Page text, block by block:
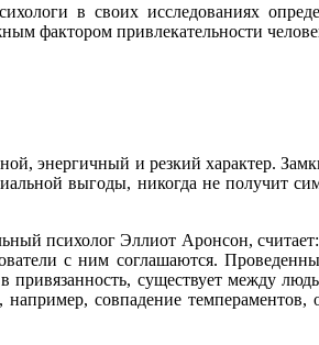
в своих исследованиях
фактором привлекательности
энергичный и резкий характер.
выгоды, никогда не получит
психолог Эллиот Аронсон,
с ним соглашаются.
привязанность, существует между
совпадение темпераментов,